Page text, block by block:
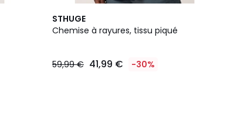
STHUGE
Chemise à rayures, tissu piqué
59,99 € 41,99 € -30%